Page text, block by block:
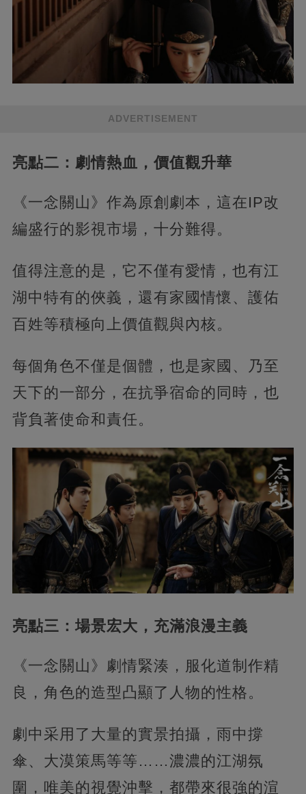
ADVERTISEMENT
亮點二：劇情熱血，價值觀升華
《一念關山》作為原創劇本，這在IP改
編盛行的影視市場，十分難得。
值得注意的是，它不僅有愛情，也有江
湖中特有的俠義，還有家國情懷、護佑
百姓等積極向上價值觀與內核。
每個角色不僅是個體，也是家國、乃至
天下的一部分，在抗爭宿命的同時，也
背負著使命和責任。
亮點三：場景宏大，充滿浪漫主義
《一念關山》劇情緊湊，服化道制作精
良，角色的造型凸顯了人物的性格。
劇中采用了大量的實景拍攝，雨中撐
傘、大漠策馬等等……濃濃的江湖氛
圍，唯美的視覺沖擊，都帶來很強的渲